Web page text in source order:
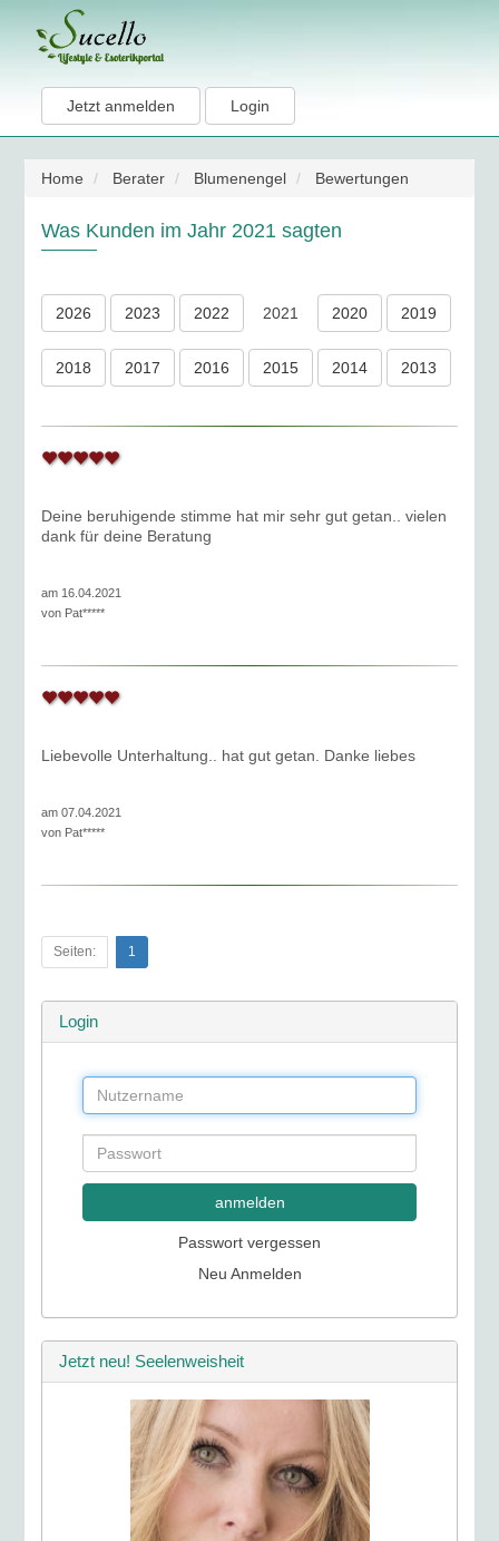
Jetzt anmelden Login
Home Berater Blumenengel Bewertungen
Was Kunden im Jahr 2021 sagten
2026 2023 2022 2021 2020 2019
2018 2017 2016 2015 2014 2013
Deine beruhigende stimme hat mir sehr gut getan.. vielen
dank für deine Beratung
am 16.04.2021
von Pat*****
Liebevolle Unterhaltung.. hat gut getan. Danke liebes
am 07.04.2021
von Pat*****
Seiten: 1
Login
anmelden
Passwort vergessen
Neu Anmelden
Jetzt neu! Seelenweisheit